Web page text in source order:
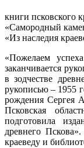
книги псковского
«Самородный
«Из наследия
«Пожелаем
заканчивается
в зодчестве
рукописью – 1955
рождения Сергея
Псковская
подготовила
древнего
краеведу и